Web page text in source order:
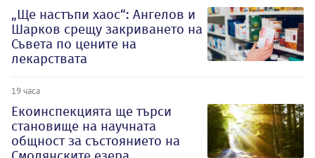
„Ще настъпи хаос“: Ангелов и
Шарков срещу закриването на
Съвета по цените на
лекарствата
19 часа
Екоинспекцията ще търси
становище на научната
общност за състоянието на